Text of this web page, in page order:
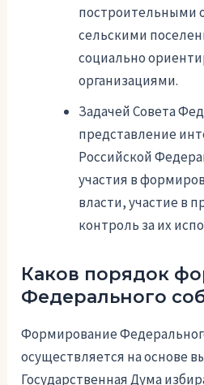
построительными
сельскими
социально
организациями.
Задачей Совета
представление
Российской
участия в
власти, участие в
контроль за их
Каков порядок
Федерального
Формирование
осуществляется на основе
Государственная Дума